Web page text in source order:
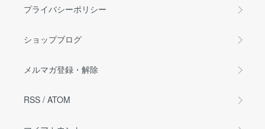
プライバシーポリシー
ショップブログ
メルマガ登録・解除
RSS / ATOM